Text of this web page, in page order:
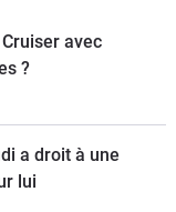
avec
?
a droit à une
lui